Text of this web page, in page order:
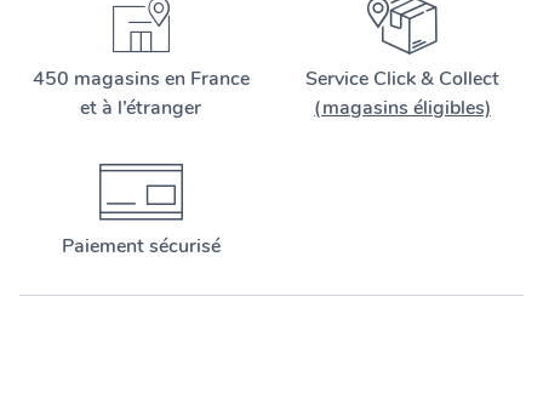
450 magasins en France
et à l’étranger
Service Click & Collect
(magasins éligibles)
Paiement sécurisé